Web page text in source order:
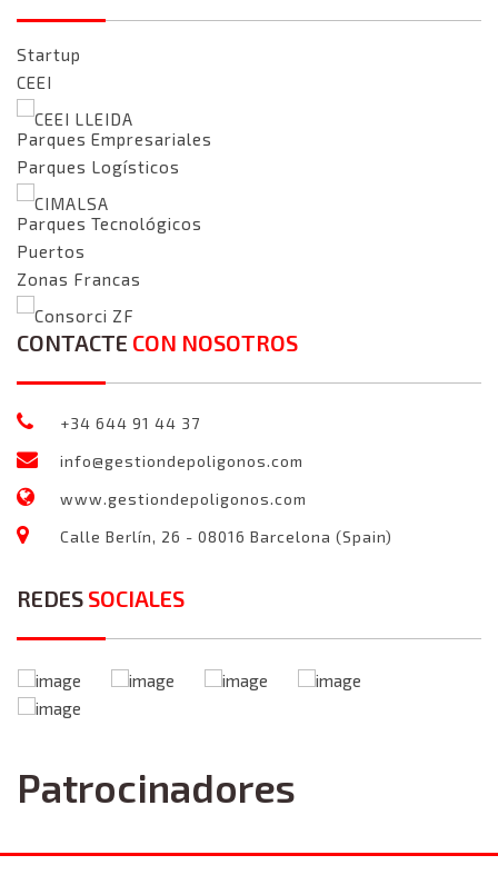
Startup
CEEI
CEEI LLEIDA
Parques Empresariales
Parques Logísticos
CIMALSA
Parques Tecnológicos
Puertos
Zonas Francas
Consorci ZF
CONTACTE CON NOSOTROS
+34 644 91 44 37
info@gestiondepoligonos.com
www.gestiondepoligonos.com
Calle Berlín, 26 - 08016 Barcelona (Spain)
REDES SOCIALES
Patrocinadores